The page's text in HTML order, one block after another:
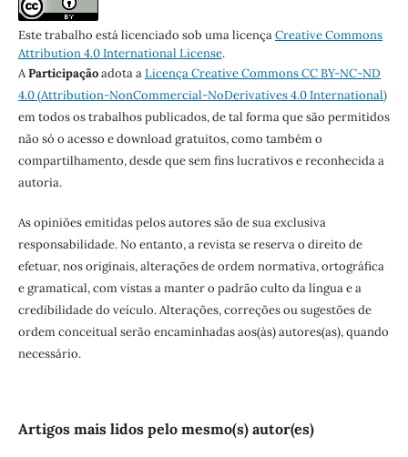
Este trabalho está licenciado sob uma licençaCreative Commons
Attribution 4.0 International License.
AParticipaçãoadota aLicençaCreative Commons CC BY-NC-ND
4.0 (Attribution-NonCommercial-NoDerivatives 4.0 International)
em todos os trabalhos publicados, de tal forma que são permitidos
não só o acesso e download gratuitos, como também o
compartilhamento, desde que sem fins lucrativos e reconhecida a
autoria.
As opiniões emitidas pelos autores são de sua exclusiva
responsabilidade. No entanto, a revista se reserva o direito de
efetuar, nos originais, alterações de ordem normativa, ortográfica
e gramatical, com vistas a manter o padrão culto da língua e a
credibilidade do veículo. Alterações, correções ou sugestões de
ordem conceitual serão encaminhadas aos(às) autores(as), quando
necessário.
Artigos mais lidos pelo mesmo(s) autor(es)